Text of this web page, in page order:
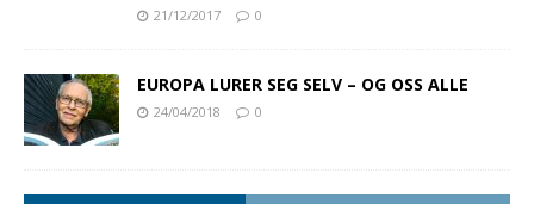
21/12/2017 0
EUROPA LURER SEG SELV – OG OSS ALLE
24/04/2018 0